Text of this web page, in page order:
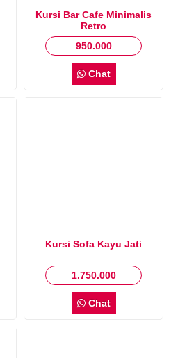
Kursi Bar Cafe Minimalis
Retro
950.000
Chat
Kursi Sofa Kayu Jati
1.750.000
Chat